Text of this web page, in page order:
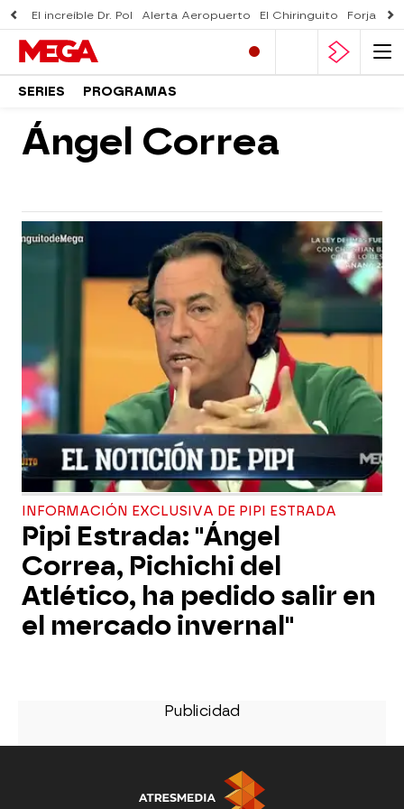
El increíble Dr. Pol Alerta Aeropuerto El Chiringuito Forjado
SERIES PROGRAMAS
Ángel Correa
INFORMACIÓN EXCLUSIVA DE PIPI ESTRADA
Pipi Estrada: "Ángel
Correa, Pichichi del
Atlético, ha pedido salir en
el mercado invernal"